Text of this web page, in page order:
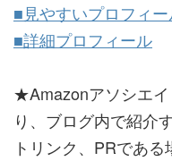
■見やすいプロフィ
■詳細プロフィール
★Amazonアソシエ
り、ブログ内で紹介
トリンク、PRであ